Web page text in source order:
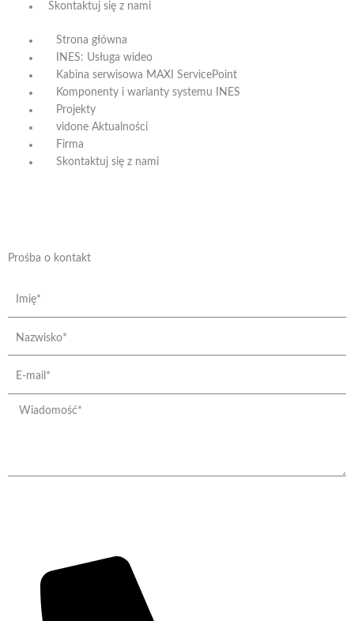
Skontaktuj się z nami
Strona główna
INES: Usługa wideo
Kabina serwisowa MAXI ServicePoint
Komponenty i warianty systemu INES
Projekty
vidone Aktualności
Firma
Skontaktuj się z nami
Prośba o kontakt
Wiadomość